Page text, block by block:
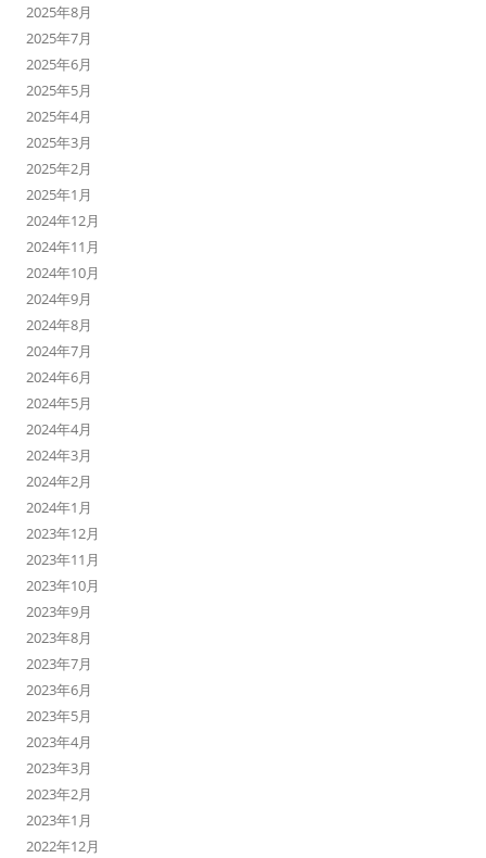
2025年8月
2025年7月
2025年6月
2025年5月
2025年4月
2025年3月
2025年2月
2025年1月
2024年12月
2024年11月
2024年10月
2024年9月
2024年8月
2024年7月
2024年6月
2024年5月
2024年4月
2024年3月
2024年2月
2024年1月
2023年12月
2023年11月
2023年10月
2023年9月
2023年8月
2023年7月
2023年6月
2023年5月
2023年4月
2023年3月
2023年2月
2023年1月
2022年12月